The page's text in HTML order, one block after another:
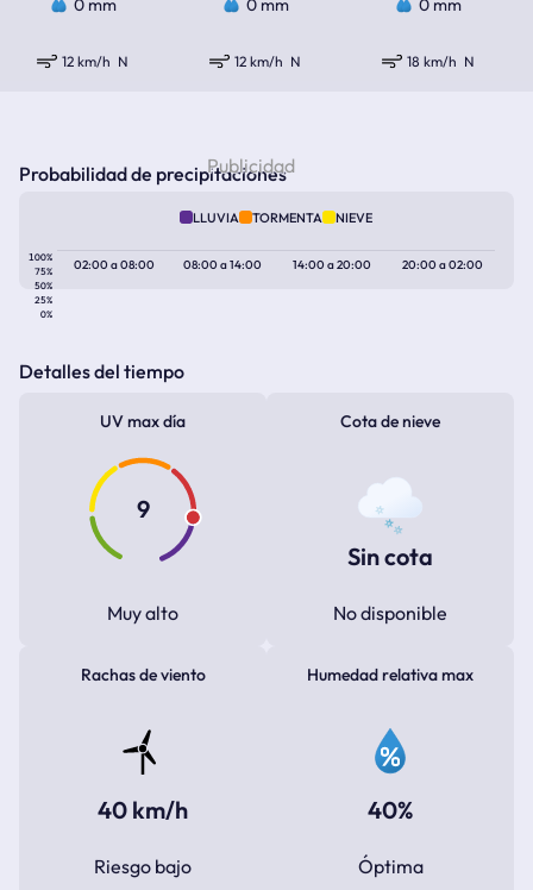
0 mm 0 mm 0 mm
12 km/h N 12 km/h N 18 km/h N
Probabilidad de precipitaciones
LLUVIA TORMENTA NIEVE
100%
75%
50%
25%
0%
02:00a08:00 08:00a14:00 14:00a20:00 20:00a02:00
Detalles del tiempo
UV max día
9
Muy alto
Cota de nieve
Sin cota
No disponible
Rachas de viento
40 km/h
Riesgo bajo
Humedad relativa max
40%
Óptima